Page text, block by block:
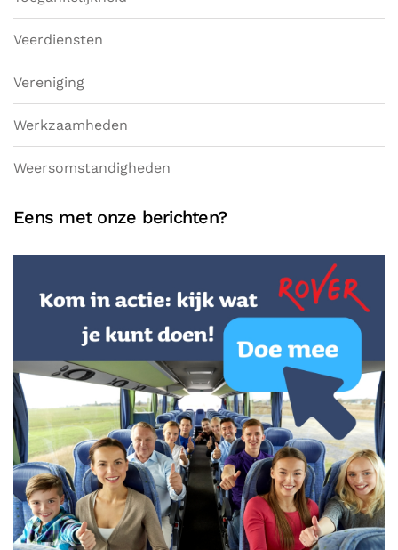
Veerdiensten
Vereniging
Werkzaamheden
Weersomstandigheden
Eens met onze berichten?